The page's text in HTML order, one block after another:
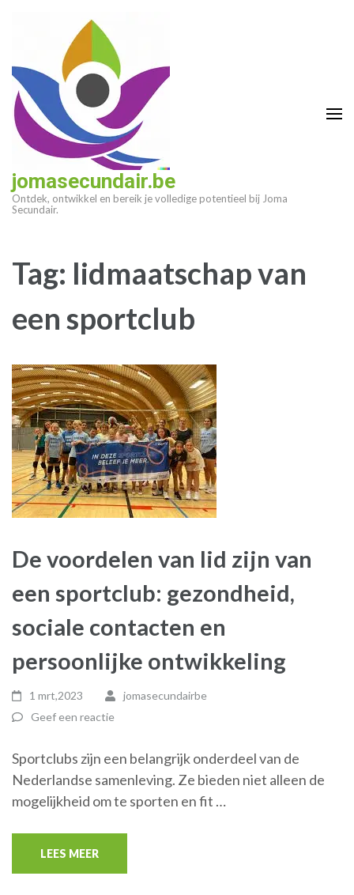
(druk
enter)
jomasecundair.be
Ontdek, ontwikkel en bereik je volledige potentieel bij Joma
Secundair.
Tag: lidmaatschap van
een sportclub
De voordelen van lid zijn van
een sportclub: gezondheid,
sociale contacten en
persoonlijke ontwikkeling
1 mrt,2023
jomasecundairbe
Geef een reactie
Sportclubs zijn een belangrijk onderdeel van de
Nederlandse samenleving. Ze bieden niet alleen de
mogelijkheid om te sporten en fit …
LEES MEER